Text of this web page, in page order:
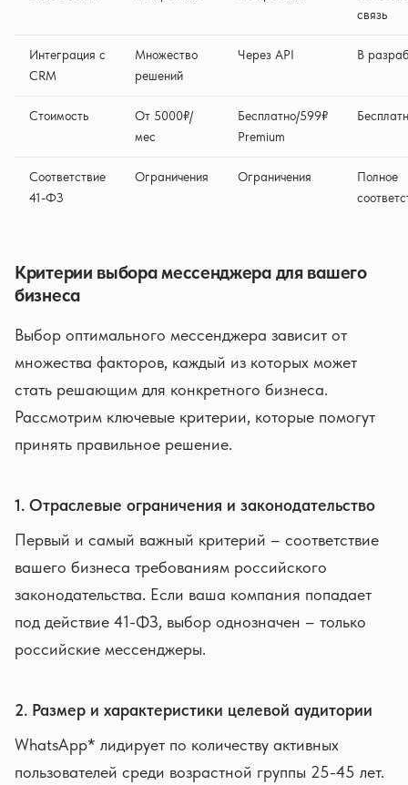
связь
Интеграция с
CRM
Множество
решений
Через API В
Стоимость
От 5000₽/
мес
Бесплатно/599₽
Premium
Соответствие
41-ФЗ
Ограничения Ограничения
Полное
Критерии выбора мессенджера для вашего
бизнеса
Выбор оптимального мессенджера зависит от
множества факторов, каждый из которых может
стать решающим для конкретного бизнеса.
Рассмотрим ключевые критерии, которые помогут
принять правильное решение.
1. Отраслевые ограничения и законодательство
Первый и самый важный критерий – соответствие
вашего бизнеса требованиям российского
законодательства. Если ваша компания попадает
под действие 41-ФЗ, выбор однозначен – только
российские мессенджеры.
2. Размер и характеристики целевой аудитории
WhatsApp* лидирует по количеству активных
пользователей среди возрастной группы 25-45 лет.